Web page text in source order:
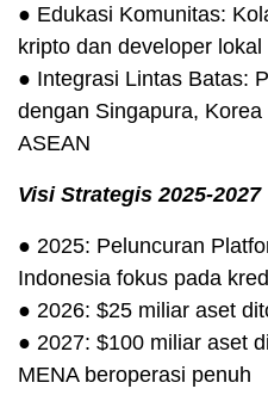
● Edukasi Komunitas:
kripto dan developer lokal
● Integrasi Lintas Batas:
dengan Singapura,
ASEAN
Visi Strategis 2025-2027
● 2025: Peluncuran
Indonesia fokus pada
● 2026: $25 miliar aset
● 2027: $100 miliar aset
MENA beroperasi penuh